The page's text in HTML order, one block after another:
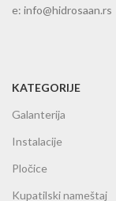
e: info@hidrosaan.rs
KATEGORIJE
Galanterija
Instalacije
Pločice
Kupatilski nameštaj